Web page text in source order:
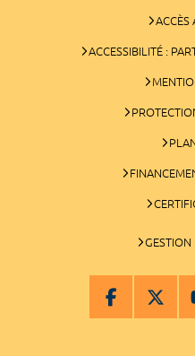
ACCÈS
ACCESSIBILITÉ :
GESTION